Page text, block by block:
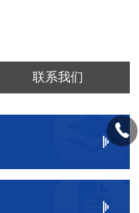
联系我们